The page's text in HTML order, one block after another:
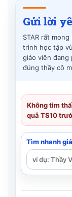
Gửi lời
STAR rất
trình học tập
giáo viên đang
đúng thầy cô
Không tìm
quả TS10
Tìm nhanh